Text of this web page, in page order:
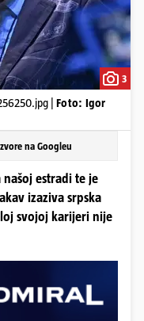
3
| Foto: Igor
na Googleu
estradi te je
izaziva srpska
svojoj karijeri nije